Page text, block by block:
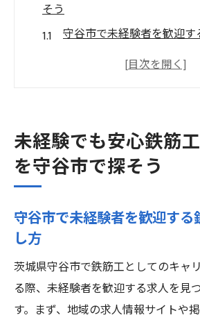
そう
守谷市で未経験者を歓迎
守谷市の鉄筋工求人で未
メリット
未経験者が守谷市で鉄筋工
守谷市で未経験歓迎の鉄
茨城県守谷市で未経験歓迎の
守谷市で未経験者を歓迎
集の背景
未経験でも安心鉄筋
を守谷市で探そう
守谷市で未経験者を歓迎す
し方
茨城県守谷市で鉄筋工としてのキャ
る際、未経験者を歓迎する求人を見
す。まず、地域の求人情報サイトや